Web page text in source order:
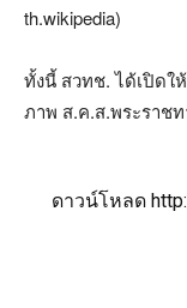
th.wikipedia)
ทั้งนี้ สวทช. ได้เปิดใ
ภาพ ส.ค.ส.พระราช
ดาวน์โหลด